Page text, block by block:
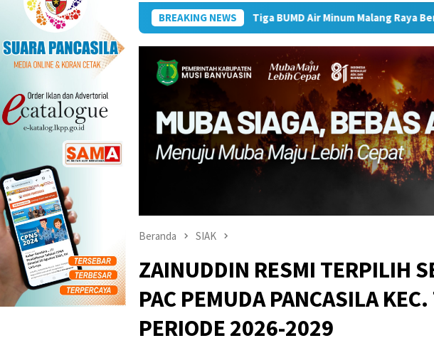
BREAKING NEWS
Tiga BUMD Air Minum Malang Raya Bersatu, Siap Cetak Atlet
Beranda SIAK
ZAINUDDIN RESMI TERPILIH
PAC PEMUDA PANCASILA
PERIODE 2026-2029